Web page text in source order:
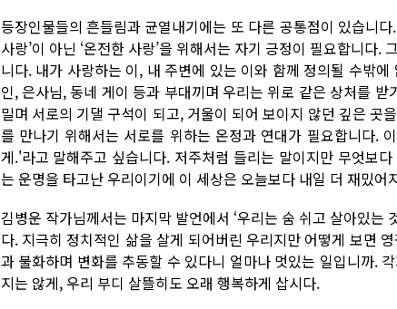
등장인물들의 흔들림과 균열내기에는 또 다른 공통점이 있습니
사랑’이 아닌 ‘온전한 사랑’을 위해서는 자기 긍정이 필요합니다
니다. 내가 사랑하는 이, 내 주변에 있는 이와 함께 정의될 수밖
인, 은사님, 동네 게이 등과 부대끼며 우리는 위로 같은 상처를
밀며 서로의 기댈 구석이 되고, 거울이 되어 보이지 않던 깊은 곳
를 만나기 위해서는 서로를 위하는 온정과 연대가 필요합니다.
게.'라고 말해주고 싶습니다. 저주처럼 들리는 말이지만 무엇보
는 운명을 타고난 우리이기에 이 세상은 오늘보다 내일 더 재밌어
김병운 작가님께서는 마지막 발언에서 ‘우리는 숨 쉬고 살아있는
다. 지극히 정치적인 삶을 살게 되어버린 우리지만 어떻게 보면
과 불화하며 변화를 추동할 수 있다니 얼마나 멋있는 일입니까.
지는 않게, 우리 부디 살뜰히도 오래 행복하게 삽시다.